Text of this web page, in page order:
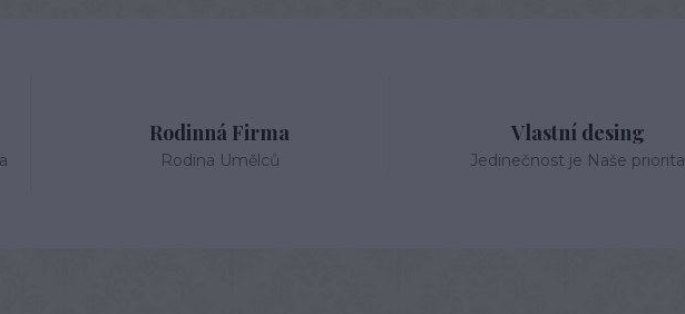
Rodinná Firma
Rodina Umělců
Vlastní desing
Jedinečnost je Naše priorita